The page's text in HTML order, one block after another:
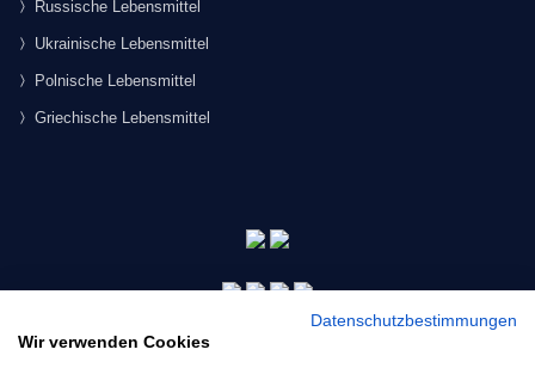
Russische Lebensmittel
Ukrainische Lebensmittel
Polnische Lebensmittel
Griechische Lebensmittel
Datenschutzbestimmungen
Wir verwenden Cookies